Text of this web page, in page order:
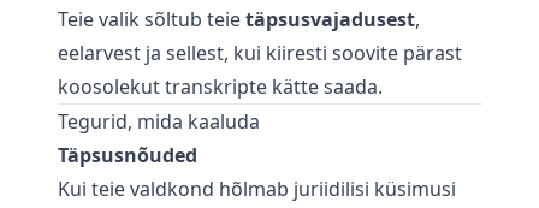
Teie valik sõltub teietäpsusvajadusest,
eelarvest ja sellest, kui kiiresti soovite pärast
koosolekut transkripte kätte saada.
Tegurid, mida kaaluda
Täpsusnõuded
Kui teie valdkond hõlmab juriidilisi küsimusi